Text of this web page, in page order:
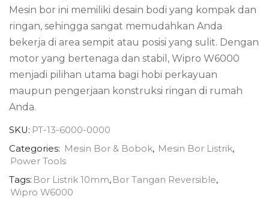
Mesin bor ini memiliki desain bodi yang kompak dan
ringan, sehingga sangat memudahkan Anda
bekerja di area sempit atau posisi yang sulit. Dengan
motor yang bertenaga dan stabil, Wipro W6000
menjadi pilihan utama bagi hobi perkayuan
maupun pengerjaan konstruksi ringan di rumah
Anda.
SKU: PT-13-6000-0000
Categories:
Mesin Bor & Bobok, Mesin Bor Listrik,
Power Tools
Tags: Bor Listrik 10mm, Bor Tangan Reversible,
Wipro W6000